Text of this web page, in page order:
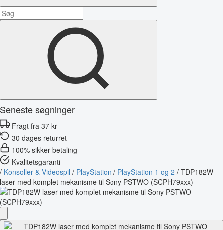
Seneste søgninger
Fragt fra 37 kr
30 dages returret
100% sikker betaling
Kvalitetsgaranti
/ Konsoller & Videospil / PlayStation / PlayStation 1 og 2 / TDP182W
laser med komplet mekanisme til Sony PSTWO (SCPH79xxx)